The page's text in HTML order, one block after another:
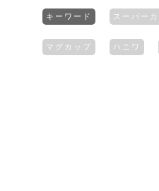
キーワード スーパーカ
マグカップ ハニワ